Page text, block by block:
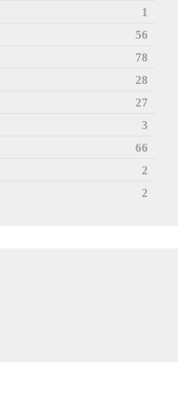
1
56
78
28
27
3
66
2
2